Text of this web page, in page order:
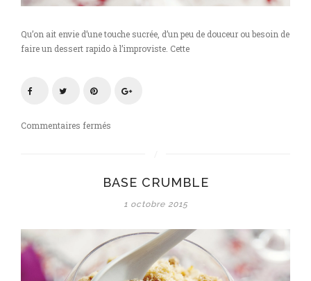
Qu’on ait envie d’une touche sucrée, d’un peu de douceur ou besoin de
faire un dessert rapido à l’improviste. Cette
Commentaires fermés
un
pour
un
en-
BASE CRUMBLE
1 octobre 2015